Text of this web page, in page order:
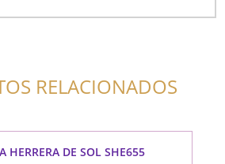
RELACIONADOS
HERRERA DE SOL SHE655